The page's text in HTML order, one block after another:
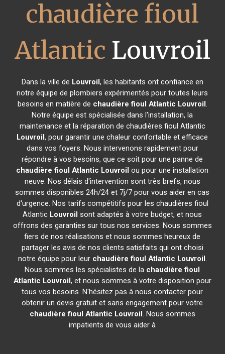
chaudière fioul
Atlantic Louvroil
Dans la ville de Louvroil, les habitants ont confiance en
notre équipe de plombiers expérimentés pour toutes leurs
besoins en matière de chaudière fioul Atlantic Louvroil.
Notre équipe est spécialisée dans l'installation, la
maintenance et la réparation de chaudières fioul Atlantic
Louvroil, pour garantir une chaleur confortable et efficace
dans vos foyers. Nous intervenons rapidement pour
répondre à vos besoins, que ce soit pour une panne de
chaudière fioul Atlantic Louvroil ou pour une installation
neuve. Nos délais d'intervention sont très brefs, nous
sommes disponibles 24h/24 et 7j/7 pour vous aider en cas
d'urgence. Nos tarifs compétitifs pour les chaudières fioul
Atlantic Louvroil sont adaptés à votre budget, et nous
offrons des garanties sur tous nos services. Nous sommes
fiers de nos réalisations et nous sommes heureux de
partager les avis de nos clients satisfaits qui ont choisi
notre équipe pour leur chaudière fioul Atlantic Louvroil.
Nous sommes les spécialistes de la chaudière fioul
Atlantic Louvroil, et nous sommes à votre disposition pour
tous vos besoins. N'hésitez pas à nous contacter pour
obtenir un devis gratuit et sans engagement pour votre
chaudière fioul Atlantic Louvroil. Nous sommes
impatients de vous aider à